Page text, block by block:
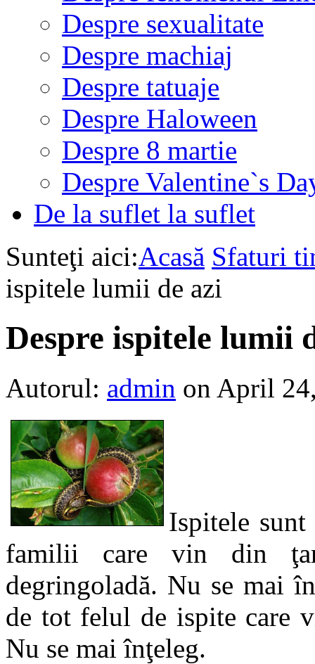
Despre sexualitate
Despre machiaj
Despre tatuaje
Despre Haloween
Despre 8 martie
Despre Valentine`s
De la suflet la suflet
Sunteţi aici:Acasă Sfaturi
ispitele lumii de azi
Despre ispitele lumii
Autorul: admin on April
Ispitele
familii care vin din
degringoladă. Nu se mai
de tot felul de ispite care
Nu se mai înţeleg.